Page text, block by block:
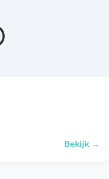
Bekijk →